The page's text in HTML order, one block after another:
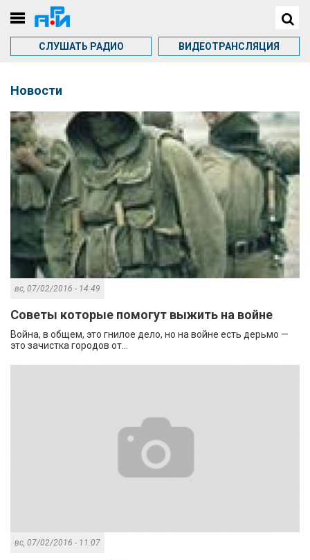
СЛУШАТЬ РАДИО ВИДЕОТРАНСЛЯЦИЯ
Новости
вс, 07/02/2016 - 14:49
Советы которые помогут выжить на войне
Война, в общем, это гнилое дело, но на войне есть дерьмо —
это зачистка городов от...
вс, 07/02/2016 - 11:07